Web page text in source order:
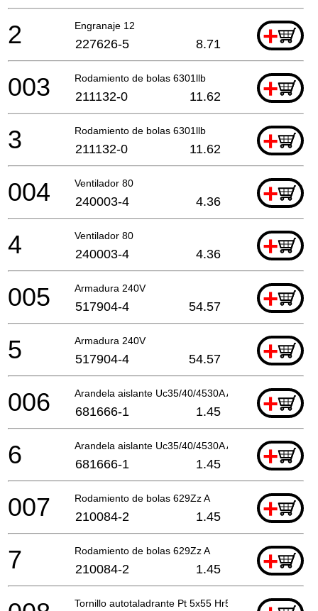
Engranaje 12 +
2 227626-5 8.71
Rodamiento de bolas 6301llb +
003 211132-0 11.62
Rodamiento de bolas 6301llb +
3 211132-0 11.62
Ventilador 80 +
004 240003-4 4.36
Ventilador 80 +
4 240003-4 4.36
Armadura 240V +
005 517904-4 54.57
Armadura 240V +
5 517904-4 54.57
Arandela aislante Uc35/40/4530A A +
006 681666-1 1.45
Arandela aislante Uc35/40/4530A A +
6 681666-1 1.45
Rodamiento de bolas 629Zz A +
007 210084-2 1.45
Rodamiento de bolas 629Zz A +
7 210084-2 1.45
Tornillo autotaladrante Pt 5x55 Hr5001C A